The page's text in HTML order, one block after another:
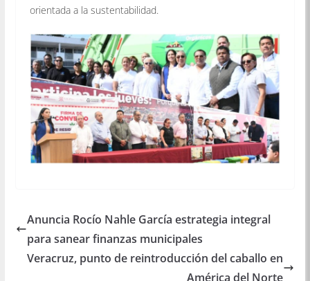
orientada a la sustentabilidad.
Anuncia Rocío Nahle García estrategia integral
para sanear finanzas municipales
Veracruz, punto de reintroducción del caballo en
América del Norte